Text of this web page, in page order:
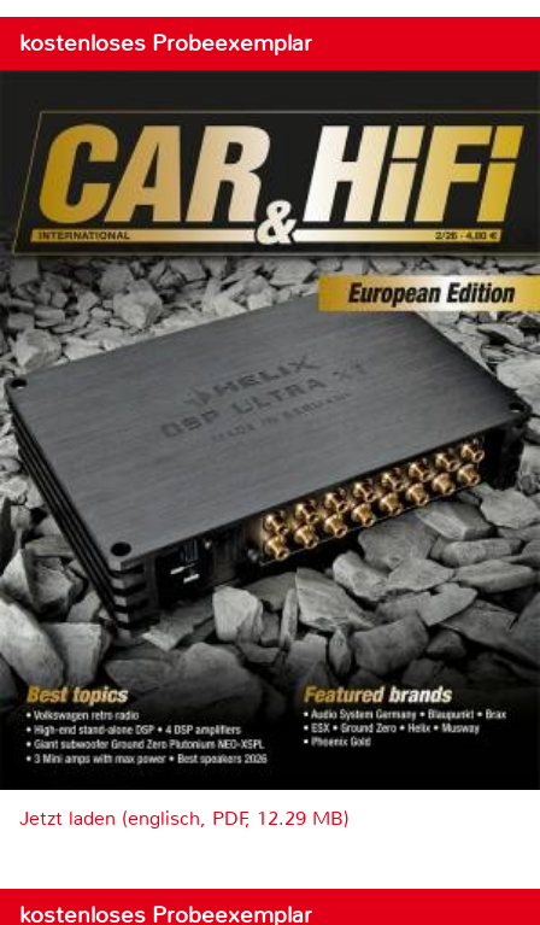
kostenloses Probeexemplar
Jetzt laden (englisch, PDF, 12.29 MB)
kostenloses Probeexemplar